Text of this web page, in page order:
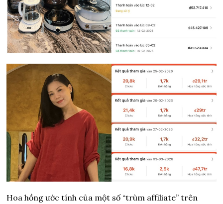
Hoa hồng ước tính của một số “trùm affiliate” trên